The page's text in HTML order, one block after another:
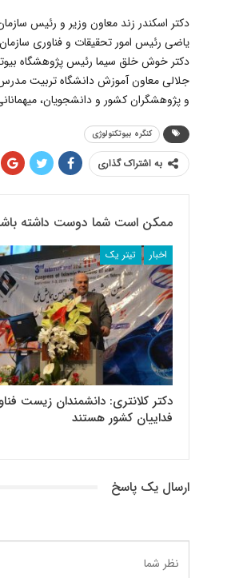
دکتر اسکندر زند معاون وزیر و رئیس
یاضی رئیس امور تحقیقات و فناوری
دکتر خوش خلق سیما رئیس پژوهشگاه
جلالی معاون آموزش دانشگاه تربیت
و پژوهشگران کشور و دانشجویان،
کنگره بیوتکنولوژی
به اشتراک گذاری
ممکن است شما دوست داشته
اخبار تیتر یک
دکتر کلانتری: دانشمندان زیست
فداییان کشور هستند
ارسال یک پاسخ